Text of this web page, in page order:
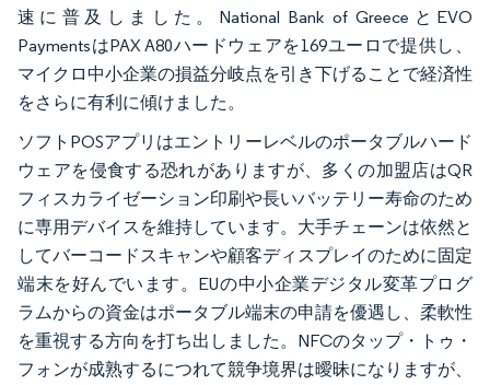
速に普及しました。National Bank of GreeceとEVO
PaymentsはPAX A80ハードウェアを169ユーロで提供し、
マイクロ中小企業の損益分岐点を引き下げることで経済性
をさらに有利に傾けました。
ソフトPOSアプリはエントリーレベルのポータブルハード
ウェアを侵食する恐れがありますが、多くの加盟店はQR
フィスカライゼーション印刷や長いバッテリー寿命のため
に専用デバイスを維持しています。大手チェーンは依然と
してバーコードスキャンや顧客ディスプレイのために固定
端末を好んでいます。EUの中小企業デジタル変革プログ
ラムからの資金はポータブル端末の申請を優遇し、柔軟性
を重視する方向を打ち出しました。NFCのタップ・トゥ・
フォンが成熟するにつれて競争境界は曖昧になりますが、